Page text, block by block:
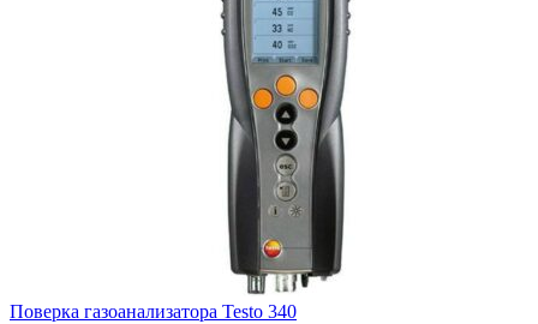
Поверка газоанализатора Testo 340